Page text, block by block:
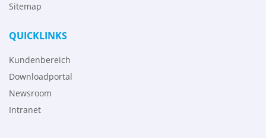
Sitemap
QUICKLINKS
Kundenbereich
Downloadportal
Newsroom
Intranet